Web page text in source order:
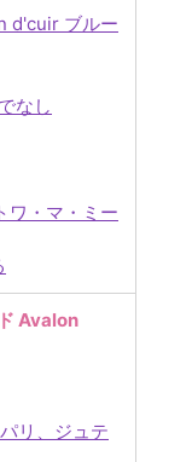
d'cuir ブルー
なし
ワ・マ・ミー
Avalon
リ、ジュテ